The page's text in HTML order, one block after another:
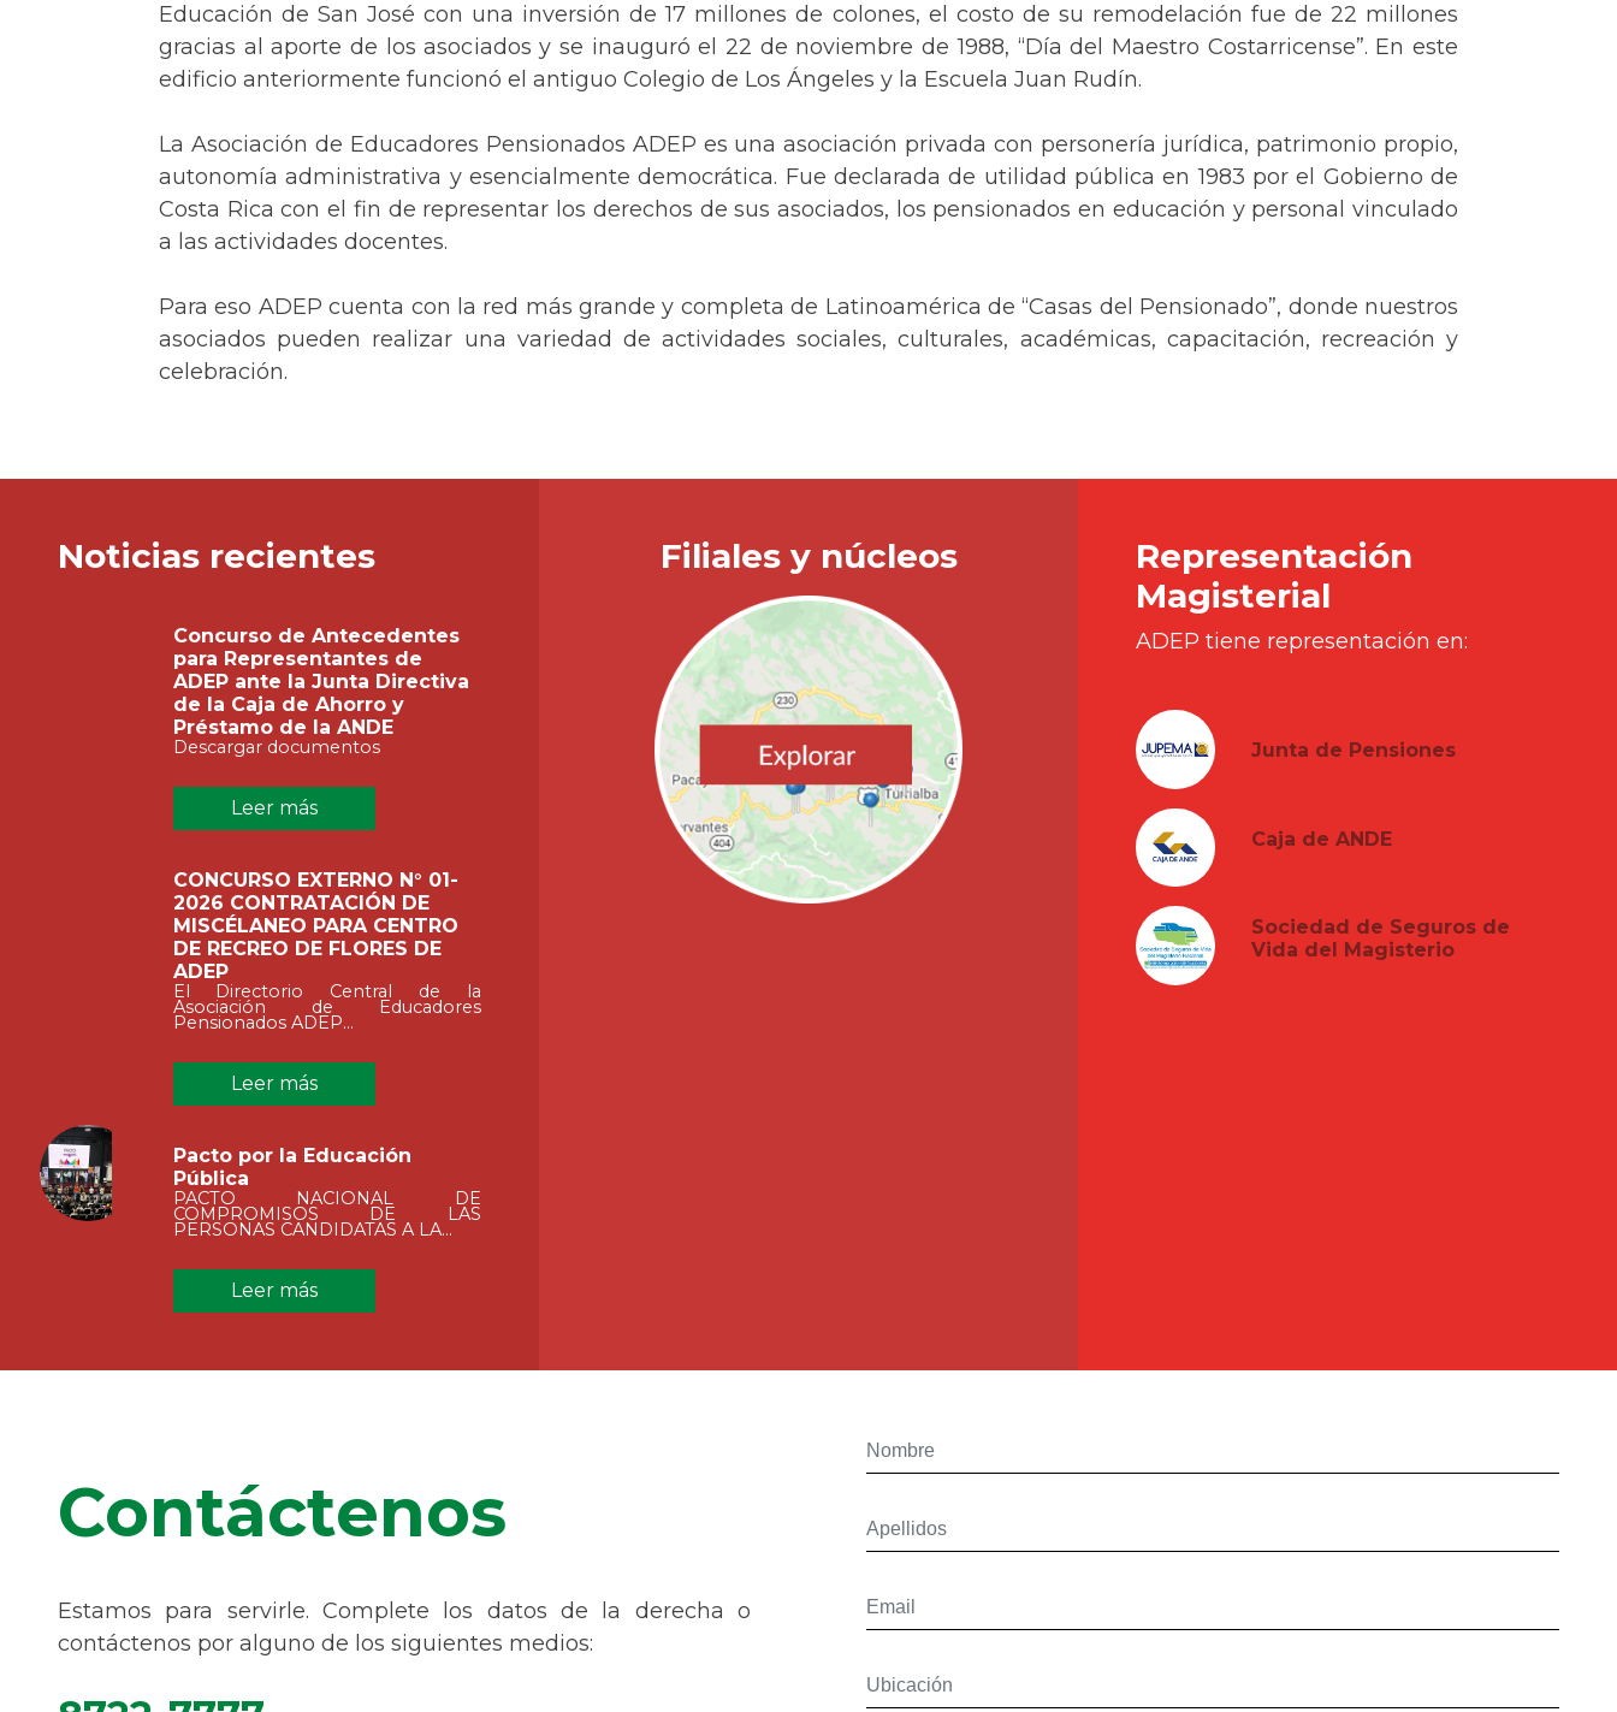
Educación de San José con una inversión de 17 millones de colones, el costo de su remodelación fue de 22 millones
gracias al aporte de los asociados y se inauguró el 22 de noviembre de 1988, “Día del Maestro Costarricense”. En este
edificio anteriormente funcionó el antiguo Colegio de Los Ángeles y la Escuela Juan Rudín.
La Asociación de Educadores Pensionados ADEP es una asociación privada con personería jurídica, patrimonio propio,
autonomía administrativa y esencialmente democrática. Fue declarada de utilidad pública en 1983 por el Gobierno de
Costa Rica con el fin de representar los derechos de sus asociados, los pensionados en educación y personal vinculado
a las actividades docentes.
Para eso ADEP cuenta con la red más grande y completa de Latinoamérica de “Casas del Pensionado”, donde nuestros
asociados pueden realizar una variedad de actividades sociales, culturales, académicas, capacitación, recreación y
celebración.
Noticias recientes
Concurso de Antecedentes
para Representantes de
ADEP ante la Junta Directiva
de la Caja de Ahorro y
Préstamo de la ANDE
Descargar documentos
Leer más
CONCURSO EXTERNO N° 01-
2026 CONTRATACIÓN DE
MISCÉLANEO PARA CENTRO
DE RECREO DE FLORES DE
ADEP
El Directorio Central de la
Asociación de Educadores
Pensionados ADEP...
Leer más
Pacto por la Educación
Pública
PACTO NACIONAL DE
COMPROMISOS DE LAS
PERSONAS CANDIDATAS A LA...
Leer más
Filiales y núcleos
Representación
Magisterial
ADEP tiene representación en:
Junta de Pensiones
Caja de ANDE
Sociedad de Seguros de
Vida del Magisterio
Contáctenos
Estamos para servirle. Complete los datos de la derecha o
contáctenos por alguno de los siguientes medios: